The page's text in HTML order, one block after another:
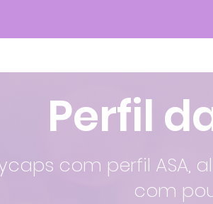
Perfil
com perfil ASA,
com